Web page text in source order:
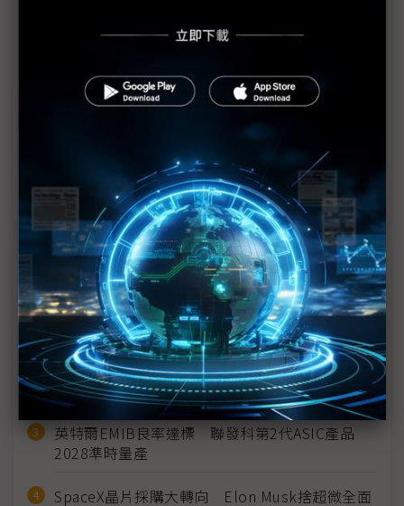
中國限電狀況壓迫PCB廠 考驗業者生產管理及斡旋
PCB設備廠4Q不看淡 限電無損2021是好年
限電影響顯示器產業鏈 中國電視產能驟減3成
缺料影響觸控面板廠3Q營收 中國限電為4Q添變數
近７天熱門報導
MLCC訂單過熱、出貨比創高 村田示警全球AI基
建熱潮將趨緩
2027全年記憶體產能提前售罄 買家「祕而不
宣」只怕買不夠
英特爾EMIB良率達標 聯發科第2代ASIC產品
2028準時量產
SpaceX晶片採購大轉向 Elon Musk捨超微全面